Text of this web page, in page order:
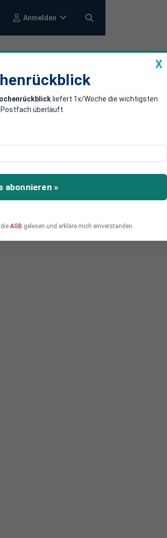
Anmelden
beim
X
liefert 1x/Woche die wichtigsten
Postfach überläuft.
abonnieren »
AGB gelesen und erkläre mich einverstanden.